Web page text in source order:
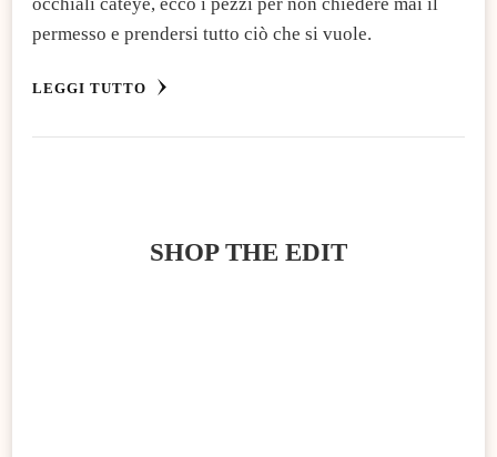
permesso e prendersi tutto ciò che si vuole.
LEGGI TUTTO
SHOP THE EDIT